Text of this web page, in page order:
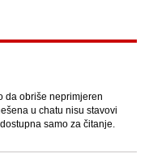
da obriše neprimjeren
u chatu nisu stavovi
samo za čitanje.